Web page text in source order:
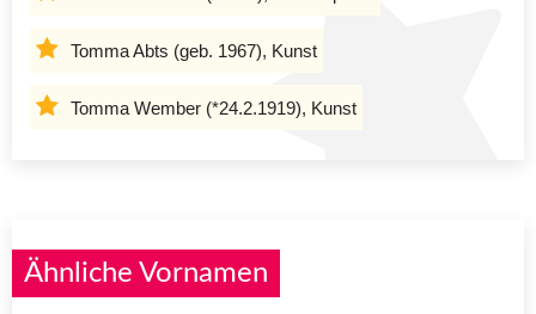
Tomma Abts (geb. 1967), Kunst
Tomma Wember (*24.2.1919), Kunst
Ähnliche Vornamen